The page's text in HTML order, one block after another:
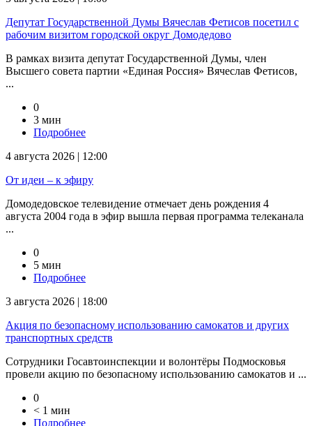
Депутат Государственной Думы Вячеслав Фетисов посетил с
рабочим визитом городской округ Домодедово
В рамках визита депутат Государственной Думы, член
Высшего совета партии «Единая Россия» Вячеслав Фетисов,
...
0
3 мин
Подробнее
4 августа 2026 | 12:00
От идеи – к эфиру
Домодедовское телевидение отмечает день рождения 4
августа 2004 года в эфир вышла первая программа телеканала
...
0
5 мин
Подробнее
3 августа 2026 | 18:00
Акция по безопасному использованию самокатов и других
транспортных средств
Сотрудники Госавтоинспекции и волонтёры Подмосковья
провели акцию по безопасному использованию самокатов и ...
0
< 1 мин
Подробнее